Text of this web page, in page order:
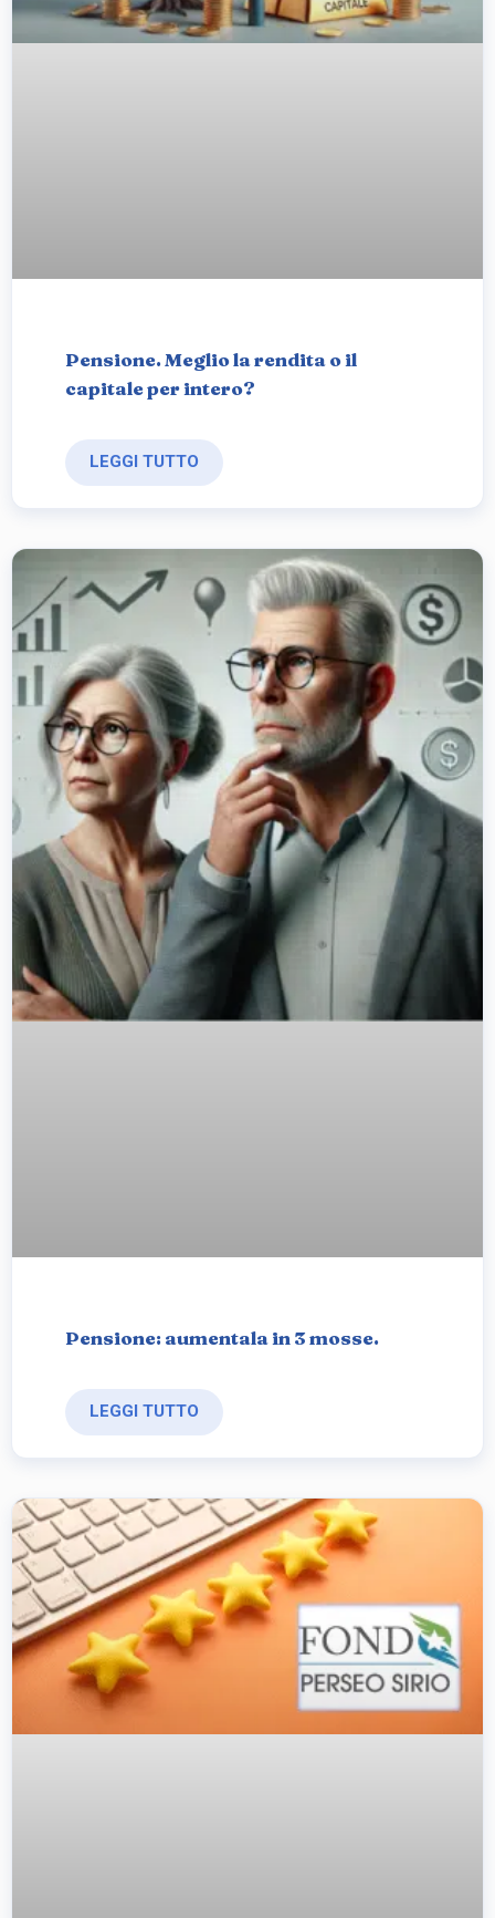
Pensione. Meglio la rendita o il
capitale per intero?
LEGGI TUTTO
Pensione: aumentala in 3 mosse.
LEGGI TUTTO